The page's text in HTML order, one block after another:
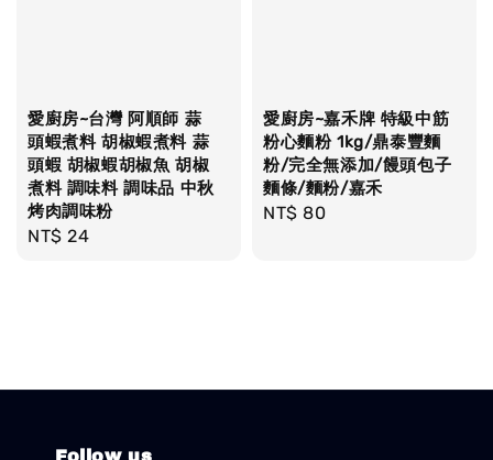
愛廚房~台灣 阿順師 蒜
頭蝦煮料 胡椒蝦煮料 蒜
頭蝦 胡椒蝦胡椒魚 胡椒
煮料 調味料 調味品 中秋
烤肉調味粉
Regular
NT$ 24
愛廚房~嘉禾牌 特級中筋
粉心麵粉 1kg/鼎泰豐麵
粉/完全無添加/饅頭包子
麵條/麵粉/嘉禾
Regular
NT$ 80
Follow us